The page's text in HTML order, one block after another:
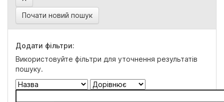
Почати новий пошук
Додати фільтри:
Використовуйте фільтри для уточнення результатів
пошуку.